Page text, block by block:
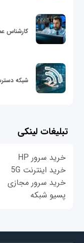
کارشناس
شبکه
تبلیغات لینکی
خرید سرور HP
خرید اینترنت 5G
خرید سرور مجازی
پسیو شبکه